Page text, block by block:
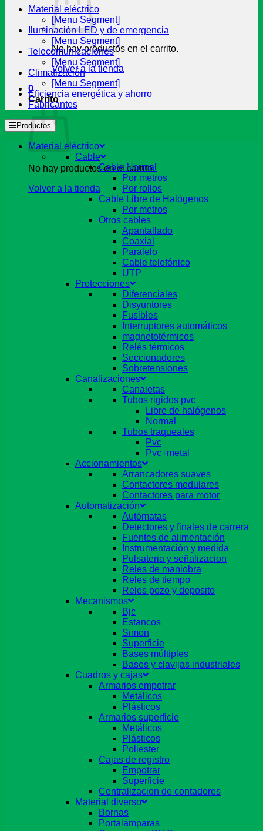
No hay productos en el carrito.
Volver a la tienda
0
Carrito
No hay productos en el carrito.
Volver a la tienda
Material eléctrico
[Menu Segment]
Iluminación LED y de emergencia
[Menu Segment]
Telecomunicaciones
[Menu Segment]
Climatización
[Menu Segment]
Eficiencia energética y ahorro
Fabricantes
Productos
Material eléctrico
Cable
Cable Normal
Por metros
Por rollos
Cable Libre de Halógenos
Por metros
Otros cables
Apantallado
Coaxial
Paralelo
Cable telefónico
UTP
Protecciones
Diferenciales
Disyuntores
Fusibles
Interruptores automáticos
magnetotérmicos
Relés térmicos
Seccionadores
Sobretensiones
Canalizaciones
Canaletas
Tubos rigidos pvc
Libre de halógenos
Normal
Tubos traqueales
Pvc
Pvc+metal
Accionamientos
Arrancadores suaves
Contactores modulares
Contactores para motor
Automatización
Autómatas
Detectores y finales de carrera
Fuentes de alimentación
Instrumentación y medida
Pulsateria y señalizacion
Reles de maniobra
Reles de tiempo
Reles pozo y deposito
Mecanismos
Bjc
Estancos
Simon
Superficie
Bases múltiples
Bases y clavijas industriales
Cuadros y cajas
Armarios empotrar
Metálicos
Plásticos
Armarios superficie
Metálicos
Plásticos
Poliester
Cajas de registro
Empotrar
Superficie
Centralizacion de contadores
Material diverso
Bornas
Portalámparas